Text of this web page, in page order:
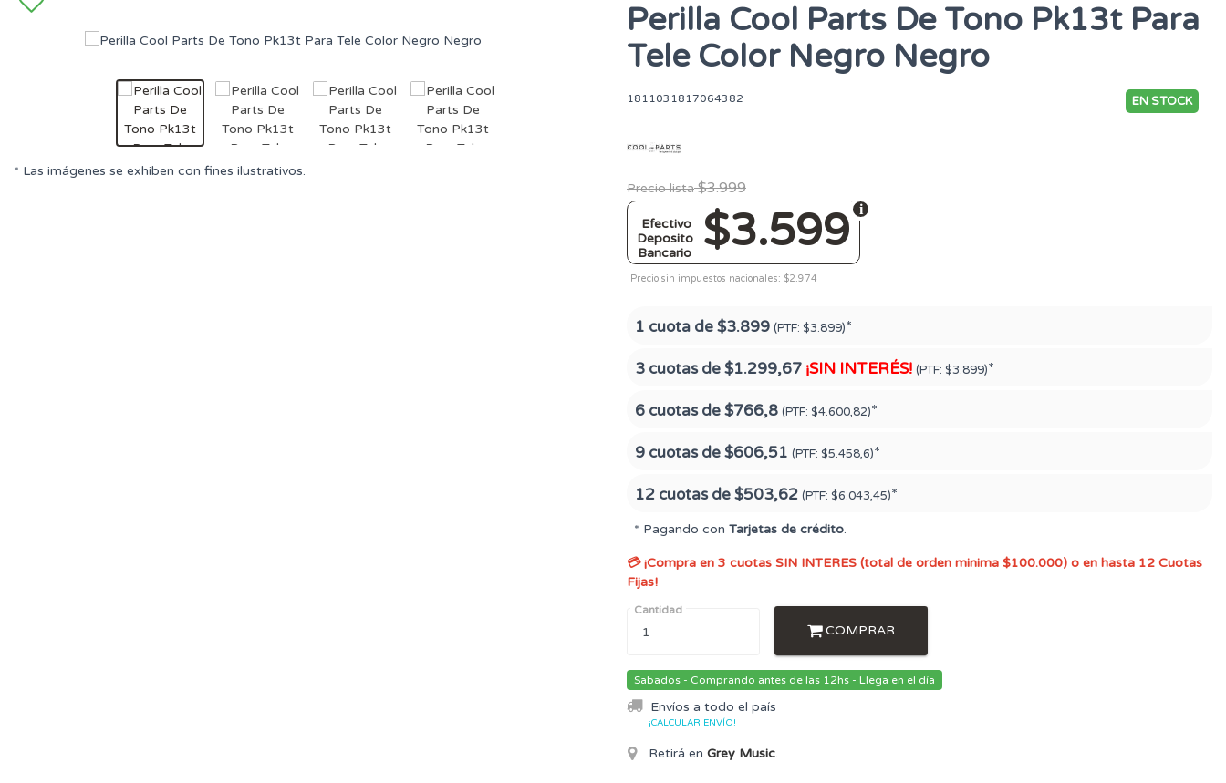
* Las imágenes se exhiben con fines ilustrativos.
Perilla Cool Parts De Tono Pk13t Para
Tele Color Negro Negro
1811031817064382 EN STOCK
Precio lista $3.999
$3.599
Efectivo
Deposito
Bancario
Precio sin impuestos nacionales: $2.974
1 cuota de$3.899 (PTF: $3.899)*
3 cuotas de$1.299,67 ¡SIN INTERÉS! (PTF: $3.899)*
6 cuotas de$766,8 (PTF: $4.600,82)*
9 cuotas de$606,51 (PTF: $5.458,6)*
12 cuotas de$503,62 (PTF: $6.043,45)*
* Pagando con Tarjetas de crédito.
💳 ¡Compra en 3 cuotas SIN INTERES (total de orden minima $100.000) o en hasta 12 Cuotas
Fijas!
Cantidad
COMPRAR
Sabados - Comprando antes de las 12hs - Llega en el día
Envíos a todo el país
¡CALCULAR ENVÍO!
Retirá en Grey Music.